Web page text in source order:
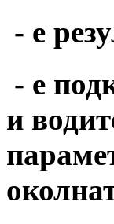
- е
- е
и